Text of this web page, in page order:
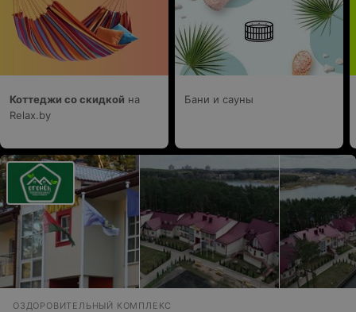
Коттеджи со скидкой на
Relax.by
Бани и сауны
ОЗДОРОВИТЕЛЬНЫЙ КОМПЛЕКС